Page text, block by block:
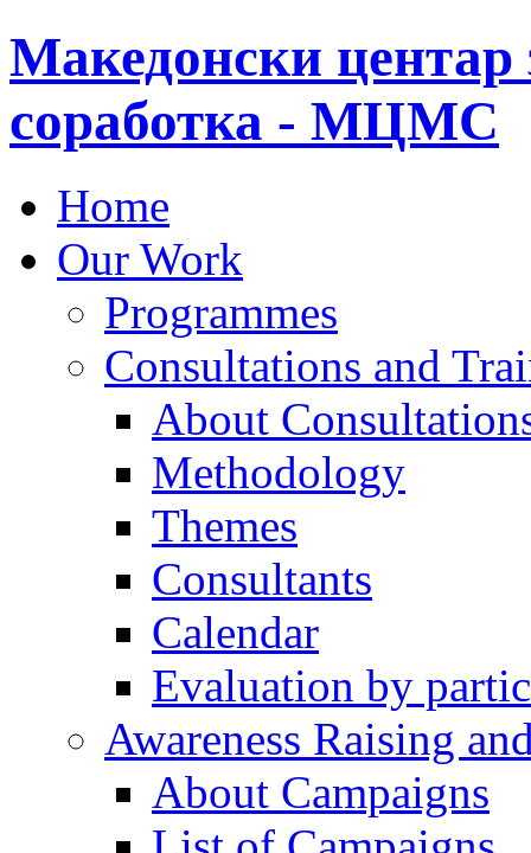
Македонски центар
соработка - МЦМС
Home
Our Work
Programmes
Consultations and
About
Methodology
Themes
Consultants
Calendar
Evaluation by
Awareness Raising
About Campaigns